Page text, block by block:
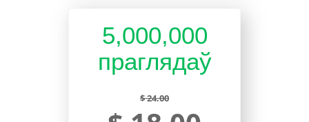
5,000,000
праглядаў
$ 24.00